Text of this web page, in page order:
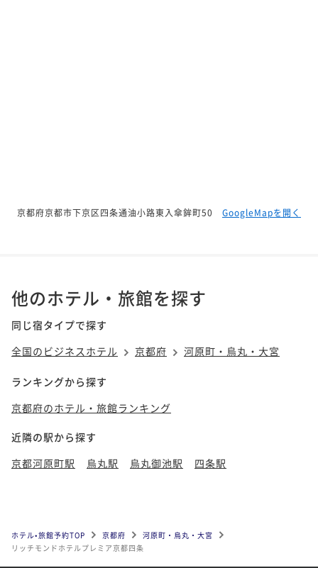
京都府京都市下京区四条通油小路東入傘鉾町50 GoogleMapを開く
他のホテル・旅館を探す
同じ宿タイプで探す
全国のビジネスホテル
京都府 河原町・烏丸・大宮
ランキングから探す
京都府のホテル・旅館ランキング
近隣の駅から探す
京都河原町駅
烏丸駅 烏丸御池駅 四条駅
ホテル•旅館予約TOP 京都府
河原町・烏丸・大宮
リッチモンドホテルプレミア京都四条